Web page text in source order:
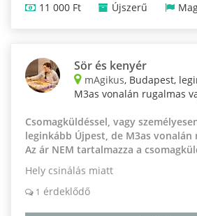
11 000 Ft Újszerű
Sör és kenyér
mAgikus, Budapest,
M3as vonalán rugalmas
Csomagküldéssel, vagy
leginkább Újpest, de M3as vonalán
Az ár NEM tartalmazza a
Hely csinálás miatt
1 érdeklődő